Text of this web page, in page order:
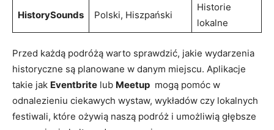
HistorySounds Polski, Hiszpański
Historie
lokalne
Przed każdą podróżą warto sprawdzić, jakie wydarzenia
historyczne są planowane w danym⁣ miejscu. Aplikacje
takie jak Eventbrite lub Meetup ‌ mogą pomóc ​w‍
odnalezieniu ciekawych wystaw, wykładów⁢ czy lokalnych
festiwali, które ⁤ożywią‍ naszą podróż⁣ i ​umożliwią ‌głębsze